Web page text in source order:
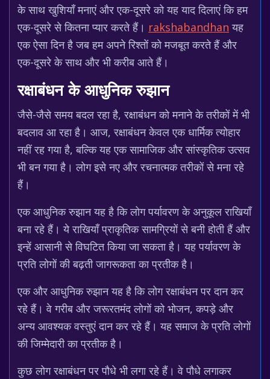
के साथ खुशियाँ मनाएं और एक-दूसरे को यह याद दिलाएं कि हम
एक-दूसरे से कितना प्यार करते हैं। rakshabandhan यह
एक ऐसा दिन है जब हम अपने रिश्तों को मजबूत करते हैं और
एक-दूसरे के साथ और भी करीब आते हैं।
रक्षाबंधन के आधुनिक रुझान
जैसे-जैसे समय बदल रहा है, रक्षाबंधन को मनाने के तरीकों में भी
बदलाव आ रहा है। आज, रक्षाबंधन केवल एक धार्मिक त्योहार
नहीं रह गया है, बल्कि यह एक सामाजिक और सांस्कृतिक उत्सव
भी बन गया है। लोग इसे नए और रचनात्मक तरीकों से मना रहे
हैं।
एक आधुनिक रुझान यह है कि लोग पर्यावरण के अनुकूल राखियाँ
बना रहे हैं। ये राखियाँ प्राकृतिक सामग्रियों से बनी होती हैं और
इन्हें आसानी से विघटित किया जा सकता है। यह पर्यावरण के
प्रति लोगों की बढ़ती जागरूकता का प्रतीक है।
एक और आधुनिक रुझान यह है कि लोग रक्षाबंधन पर दान कर
रहे हैं। वे गरीब और जरूरतमंद लोगों को भोजन, कपड़े और
अन्य आवश्यक वस्तुएं दान कर रहे हैं। यह समाज के प्रति लोगों
की जिम्मेदारी का प्रतीक है।
कुछ लोग रक्षाबंधन पर पौधे भी लगा रहे हैं। वे पौधे लगाकर